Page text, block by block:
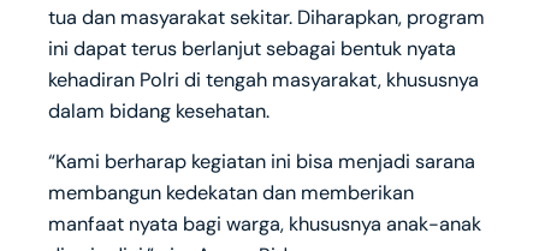
tua dan masyarakat sekitar. Diharapkan, program
ini dapat terus berlanjut sebagai bentuk nyata
kehadiran Polri di tengah masyarakat, khususnya
dalam bidang kesehatan.
“Kami berharap kegiatan ini bisa menjadi sarana
membangun kedekatan dan memberikan
manfaat nyata bagi warga, khususnya anak-anak